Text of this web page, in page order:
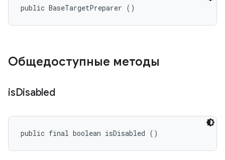
public BaseTargetPreparer ()
Общедоступные методы
isDisabled
public final boolean isDisabled ()